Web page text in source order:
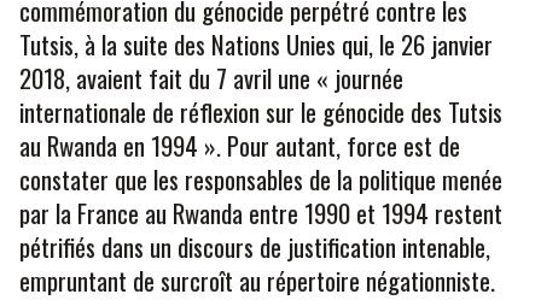
commémoration du génocide perpétré contre les
Tutsis, à la suite des Nations Unies qui, le 26 janvier
2018, avaient fait du 7 avril une « journée
internationale de réflexion sur le génocide des Tutsis
au Rwanda en 1994 ». Pour autant, force est de
constater que les responsables de la politique menée
par la France au Rwanda entre 1990 et 1994 restent
pétrifiés dans un discours de justification intenable,
empruntant de surcroît au répertoire négationniste.